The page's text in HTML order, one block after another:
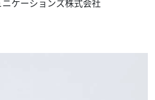
ケーションズ株式会社